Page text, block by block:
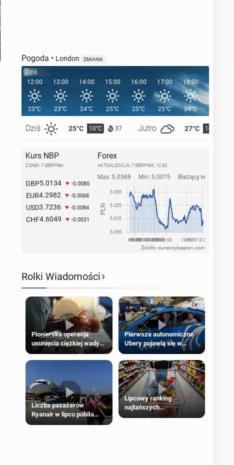
Pogoda • London ZMIANA
Dziś
12:00
23°C
Dziś 25°C 10°C 37 Jutro 27°C 14°C
13:00
23°C
14:00
24°C
15:00
25°C
16:00
25°C
17:00
25°C
18:00
24°C
19:00
Kurs NBP
Z DNIA: 7 SIERPNIA
GBP5.0134 -0.0085
EUR4.2982 -0.0068
USD3.7236 -0.0084
CHF4.6049 -0.0031
Forex
AKTUALIZACJA: 7 SIERPNIA, 12:30
Źródło: currencybeacon.com
Rolki Wiadomości›
Pionierska operacja
usunięcia ciężkiej wady
wrodzonej płodu w łonie
matki
Pierwsze autonomiczne
Ubery pojawią się w
Londynie jeszcze tego
lata
Liczba pasażerów
Ryanair w lipcu pobiła
rekord
Lipcowy ranking
najtańszych
supermarketów